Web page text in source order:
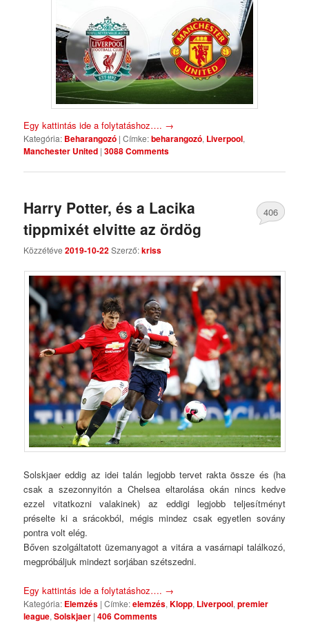
Egy kattintás ide a folytatáshoz…. →
Kategória: Beharangozó |Címke:beharangozó, Liverpool,
Manchester United |3088 Comments
Harry Potter, és a Lacika
tippmixét elvitte az ördög
Közzétéve2019-10-22Szerző:kriss
406
Solskjaer eddig az idei talán legjobb tervet rakta össze és (ha
csak a szezonnyitón a Chelsea eltarolása okán nincs kedve
ezzel vitatkozni valakinek) az eddigi legjobb teljesítményt
préselte ki a srácokból, mégis mindez csak egyetlen sovány
pontra volt elég.
Bőven szolgáltatott üzemanyagot a vitára a vasárnapi találkozó,
megpróbáljuk mindezt sorjában szétszedni.
Egy kattintás ide a folytatáshoz…. →
Kategória: Elemzés |Címke:elemzés,Klopp, Liverpool,premier
league,Solskjaer |406 Comments